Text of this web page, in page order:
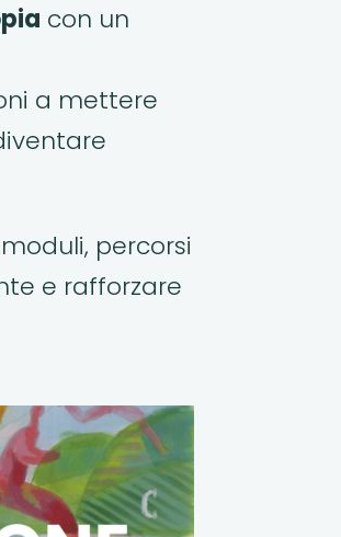
con un
a mettere
percorsi
e rafforzare